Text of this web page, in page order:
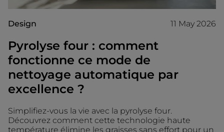
Design 11 May 2026
Pyrolyse four : comment
fonctionne ce mode de
nettoyage automatique par
excellence ?
Simplifiez-vous la vie avec la pyrolyse four.
Découvrez comment cette technologie haute
température élimine les graisses sans effort pour un